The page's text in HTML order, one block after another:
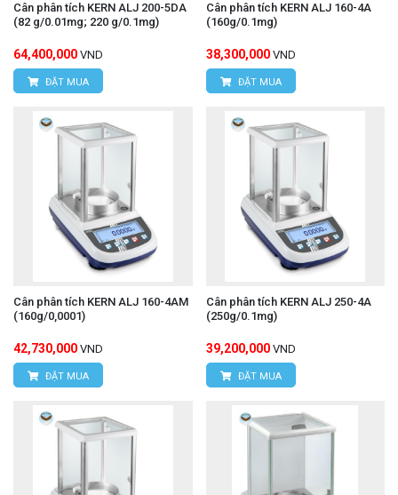
Cân phân tích KERN ALJ 200-5DA
(82 g/0.01mg; 220 g/0.1mg)
64,400,000 VND
ĐẶT MUA
Cân phân tích KERN ALJ 160-4A
(160g/0.1mg)
38,300,000 VND
ĐẶT MUA
Cân phân tích KERN ALJ 160-4AM
(160g/0,0001)
42,730,000 VND
ĐẶT MUA
Cân phân tích KERN ALJ 250-4A
(250g/0.1mg)
39,200,000 VND
ĐẶT MUA